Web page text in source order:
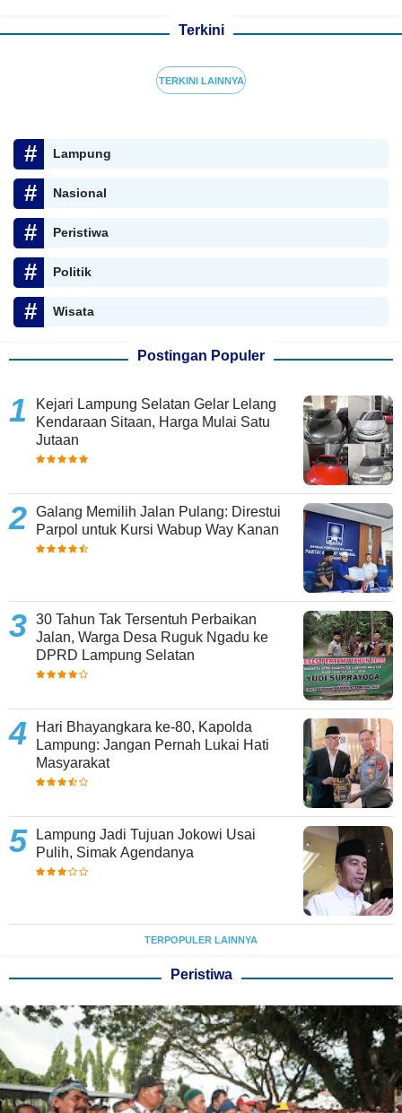
Terkini
TERKINI LAINNYA
Lampung
Nasional
Peristiwa
Politik
Wisata
Postingan Populer
Kejari Lampung Selatan Gelar Lelang
Kendaraan Sitaan, Harga Mulai Satu
Jutaan
Galang Memilih Jalan Pulang: Direstui
Parpol untuk Kursi Wabup Way Kanan
30 Tahun Tak Tersentuh Perbaikan
Jalan, Warga Desa Ruguk Ngadu ke
DPRD Lampung Selatan
Hari Bhayangkara ke-80, Kapolda
Lampung: Jangan Pernah Lukai Hati
Masyarakat
Lampung Jadi Tujuan Jokowi Usai
Pulih, Simak Agendanya
TERPOPULER LAINNYA
Peristiwa